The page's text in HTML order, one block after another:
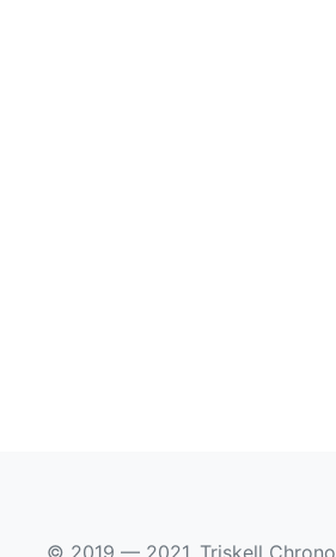
© 2019 — 2021, Triskell Chrono